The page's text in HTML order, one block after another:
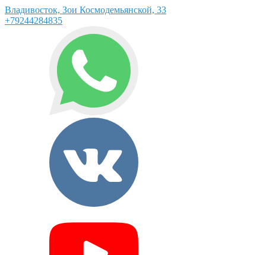
Владивосток, Зои Космодемьянской, 33
+79244284835